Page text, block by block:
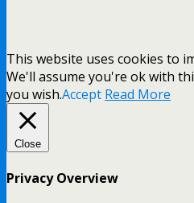
This website uses cookies to
We'll assume you're ok with
you wish.Accept Read More
Close
Privacy Overview